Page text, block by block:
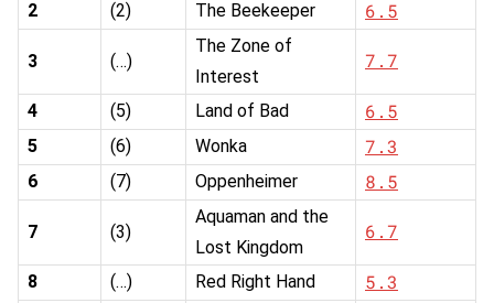
2 (2) The Beekeeper 6.5
3 (…)
The Zone of
Interest
7.7
4 (5) Land of Bad 6.5
5 (6) Wonka 7.3
6 (7) Oppenheimer 8.5
7 (3)
Aquaman and the
Lost Kingdom
6.7
8 (…) Red Right Hand 5.3